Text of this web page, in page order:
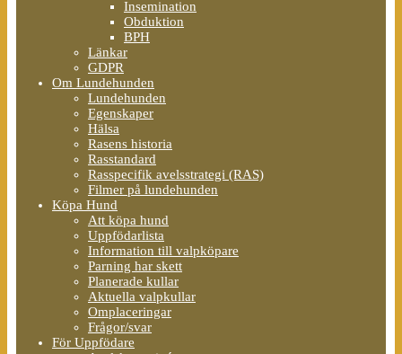
Insemination
Obduktion
BPH
Länkar
GDPR
Om Lundehunden
Lundehunden
Egenskaper
Hälsa
Rasens historia
Rasstandard
Rasspecifik avelsstrategi (RAS)
Filmer på lundehunden
Köpa Hund
Att köpa hund
Uppfödarlista
Information till valpköpare
Parning har skett
Planerade kullar
Aktuella valpkullar
Omplaceringar
Frågor/svar
För Uppfödare